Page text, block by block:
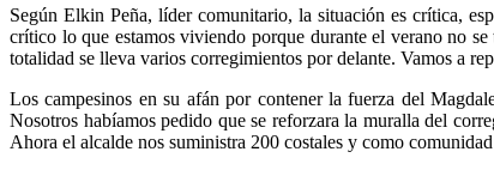
Según Elkin Peña, líder comunitario, la situación es crítica,
crítico lo que estamos viviendo porque durante el verano no
totalidad se lleva varios corregimientos por delante. Vamos a
Los campesinos en su afán por contener la fuerza del
Nosotros habíamos pedido que se reforzara la muralla del
Ahora el alcalde nos suministra 200 costales y como